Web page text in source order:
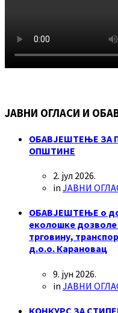
ЈАВНИ ОГЛАСИ И
ОБАВЈЕШТЕЊЕ ЗА
ОПШТИНЕ
2. јул 2026.
in ЈАВНИ
ОБАВЈЕШТЕЊЕ о
еколошке
трговину,
д.о.о. Карановац
9. јун 2026.
in ЈАВНИ
КОНКУРС ЗА